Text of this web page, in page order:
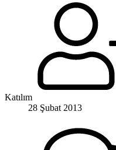
Katılım
28 Şubat 2013